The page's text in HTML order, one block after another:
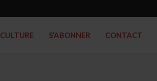
CULTURE S’ABONNER CONTACT